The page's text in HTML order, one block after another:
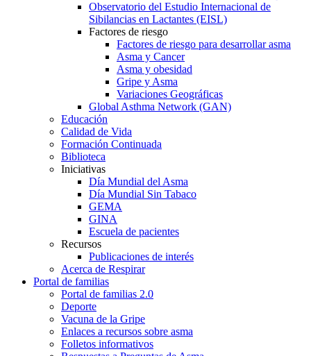
Observatorio del Estudio Internacional de
Sibilancias en Lactantes (EISL)
Factores de riesgo
Factores de riesgo para desarrollar asma
Asma y Cancer
Asma y obesidad
Gripe y Asma
Variaciones Geográficas
Global Asthma Network (GAN)
Educación
Calidad de Vida
Formación Continuada
Biblioteca
Iniciativas
Día Mundial del Asma
Día Mundial Sin Tabaco
GEMA
GINA
Escuela de pacientes
Recursos
Publicaciones de interés
Acerca de Respirar
Portal de familias
Portal de familias 2.0
Deporte
Vacuna de la Gripe
Enlaces a recursos sobre asma
Folletos informativos